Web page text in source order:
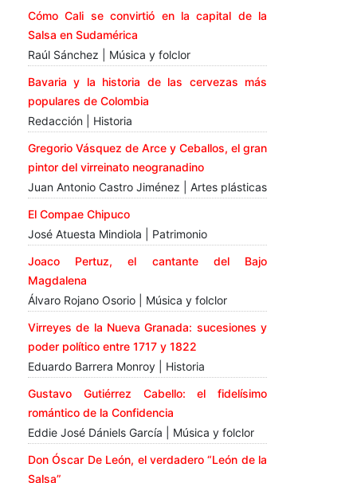
Cómo Cali se convirtió en la capital de la
Salsa en Sudamérica
Raúl Sánchez | Música y folclor
Bavaria y la historia de las cervezas más
populares de Colombia
Redacción | Historia
Gregorio Vásquez de Arce y Ceballos, el gran
pintor del virreinato neogranadino
Juan Antonio Castro Jiménez | Artes plásticas
El Compae Chipuco
José Atuesta Mindiola | Patrimonio
Joaco Pertuz, el cantante del Bajo
Magdalena
Álvaro Rojano Osorio | Música y folclor
Virreyes de la Nueva Granada: sucesiones y
poder político entre 1717 y 1822
Eduardo Barrera Monroy | Historia
Gustavo Gutiérrez Cabello: el fidelísimo
romántico de la Confidencia
Eddie José Dániels García | Música y folclor
Don Óscar De León, el verdadero “León de la
Salsa”